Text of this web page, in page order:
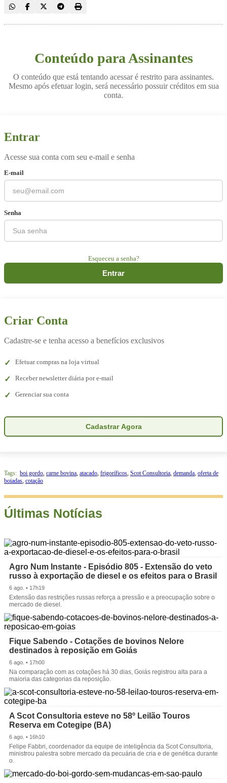
Conteúdo para Assinantes
O conteúdo que está tentando acessar é restrito para assinantes.
Mesmo após efetuar login, será necessário possuir créditos em sua
conta.
Entrar
Acesse sua conta com seu e-mail e senha
E-mail
Senha
Esqueceu a senha?
Entrar
Criar Conta
Cadastre-se e tenha acesso a benefícios exclusivos
Efetuar compras na loja virtual
Receber newsletter diária por e-mail
Gerenciar sua conta
Cadastrar Agora
Tags: boi gordo, carne bovina, atacado, frigoríficos, Scot Consultoria, demanda, oferta de
boiadas, cotação
Últimas Notícias
Agro Num Instante - Episódio 805 - Extensão do veto
russo à exportação de diesel e os efeitos para o Brasil
6 ago. • 17h19
Extensão das restrições russas reforça a pressão e a preocupação sobre o
mercado de diesel.
Fique Sabendo - Cotações de bovinos Nelore
destinados à reposição em Goiás
6 ago. • 17h00
Na comparação com as cotações há 30 dias, Goiás registrou alta para a
maioria das categorias da reposição.
A Scot Consultoria esteve no 58º Leilão Touros
Reserva em Cotegipe (BA)
6 ago. • 16h10
Felipe Fabbri, coordenador da equipe de inteligência da Scot Consultoria,
ministrou palestra sobre mercado da pecuária de cria e de genética durante
o.